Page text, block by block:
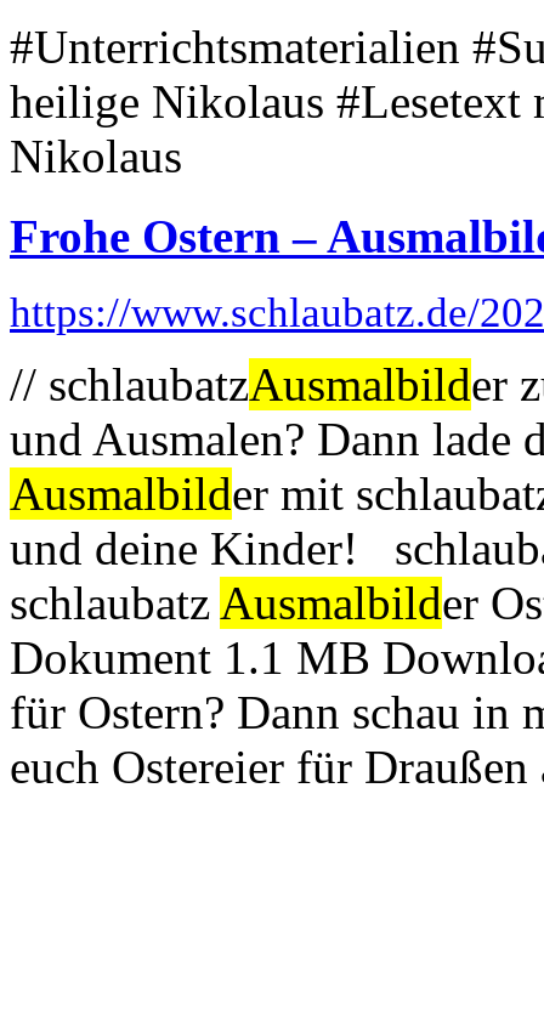
#Unterrichtsmaterialien
heilige Nikolaus #Lesetext
Nikolaus
Frohe Ostern –
https://www.schlaubatz.de/
// schlaubatzAusmalbilder
und Ausmalen? Dann lade
Ausmalbilder mit
und deine Kinder!
schlaubatz Ausmalbilder
Dokument 1.1 MB
für Ostern? Dann schau in
euch Ostereier für Draußen